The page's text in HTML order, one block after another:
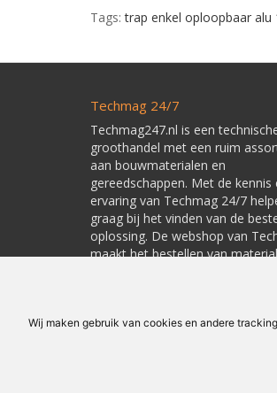
Wij maken gebruik van cookies en andere
Tags:trap enkel oploopbaar alu
Techmag 24/7
Techmag247.nl is een
groothandel met een ruim
aan bouwmaterialen en
gereedschappen. Met de kennis
ervaring van Techmag 24/7
graag bij het vinden van de
oplossing. De webshop van
maakt het bestellen van